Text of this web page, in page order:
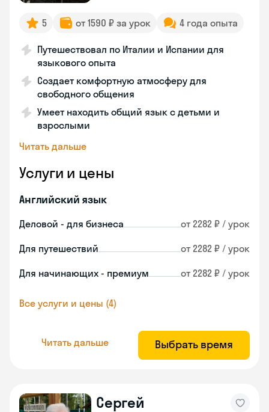
5 от 1590 ₽ за урок 4 года опыта
Путешествовал по Италии и Испании для
языкового опыта
Создает комфортную атмосферу для
свободного общения
Умеет находить общий язык с детьми и
взрослыми
Читать дальше
Услуги и цены
Английский язык
Деловой - для бизнеса от 2282 ₽ / урок
Для путешествий от 2282 ₽ / урок
Для начинающих - премиум от 2282 ₽ / урок
Все услуги и цены (4)
Читать дальше Выбрать время
Сергей